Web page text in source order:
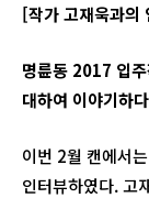
[작가 고재욱과의
명륜동 2017 입
대하여 이야기하다
이번 2월 캔에서
인터뷰하였다. 고